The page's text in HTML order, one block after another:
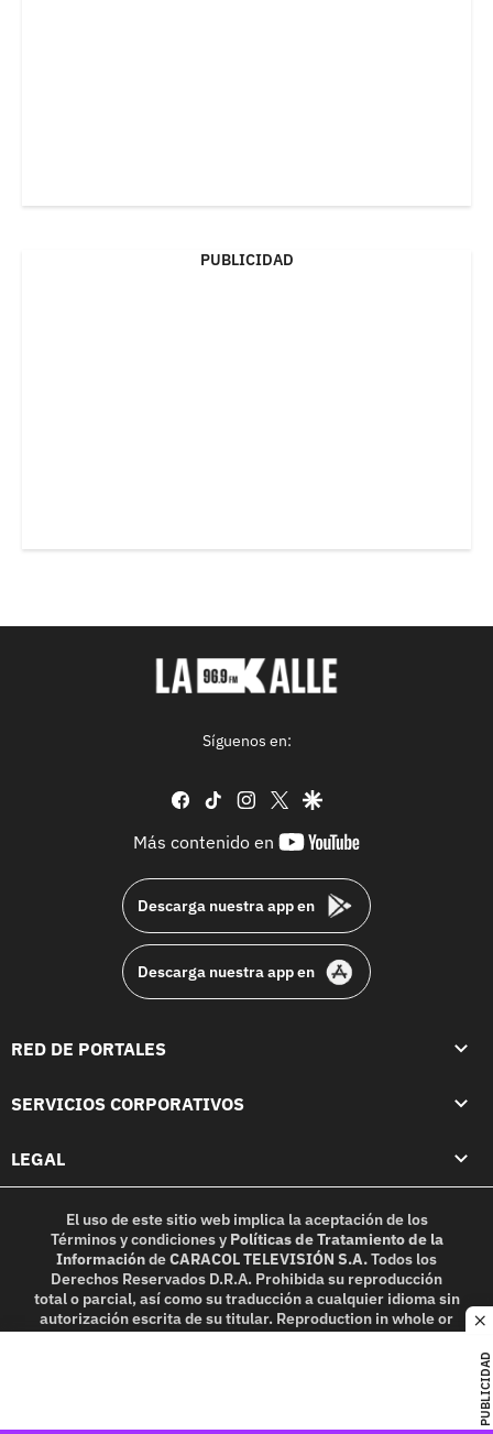
PUBLICIDAD
PUBLICIDAD
Síguenos en:
facebook
tiktok instagram
twittergoogle
Más contenido en
youtube-
Descarga nuestra app en
Descarga nuestra app en
RED DE PORTALES
SERVICIOS CORPORATIVOS
LEGAL
El uso de este sitio web implica la aceptación de los
Términos y condicionesy Políticas de Tratamiento de la
InformacióndeCARACOL TELEVISIÓN S.A.Todos los
Derechos Reservados D.R.A. Prohibida su reproducción
total o parcial, así como su traducción a cualquier idioma sin
autorización escrita de su titular. Reproduction in whole or
in part, or translation without written permission is